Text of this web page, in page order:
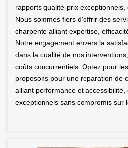
rapports qualité-prix exceptionnels,
Nous sommes fiers d'offrir des
charpente alliant expertise,
Notre engagement envers la
dans la qualité de nos
coûts concurrentiels. Optez pour
proposons pour une réparation de
alliant performance et
exceptionnels sans compromis sur